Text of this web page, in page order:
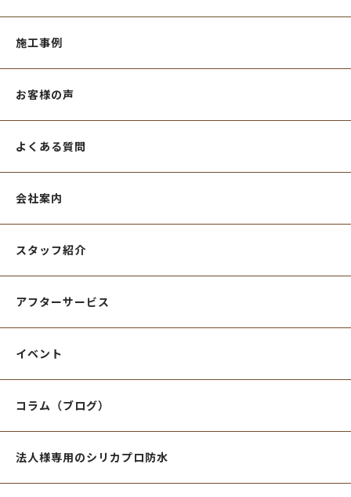
施工事例
お客様の声
よくある質問
会社案内
スタッフ紹介
アフターサービス
イベント
コラム（ブログ）
法人様専用のシリカプロ防水